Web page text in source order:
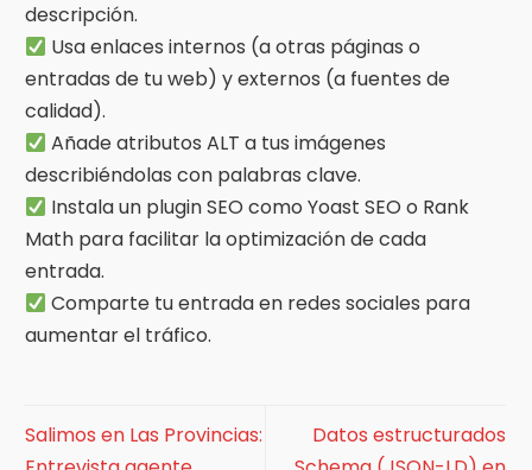
descripción.
Usa enlaces internos (a otras páginas o
entradas de tu web) y externos (a fuentes de
calidad).
Añade atributos ALT a tus imágenes
describiéndolas con palabras clave.
Instala un plugin SEO como Yoast SEO o Rank
Math para facilitar la optimización de cada
entrada.
Comparte tu entrada en redes sociales para
aumentar el tráfico.
Salimos en Las Provincias:
Datos estructurados